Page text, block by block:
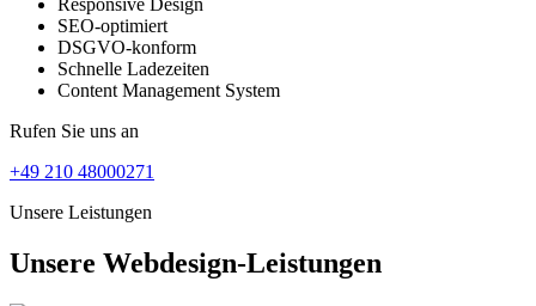
SEO-optimiert
DSGVO-konform
Schnelle Ladezeiten
Content Management System
Rufen Sie uns an
+49 210 48000271
Unsere Leistungen
Unsere Webdesign-Leistungen